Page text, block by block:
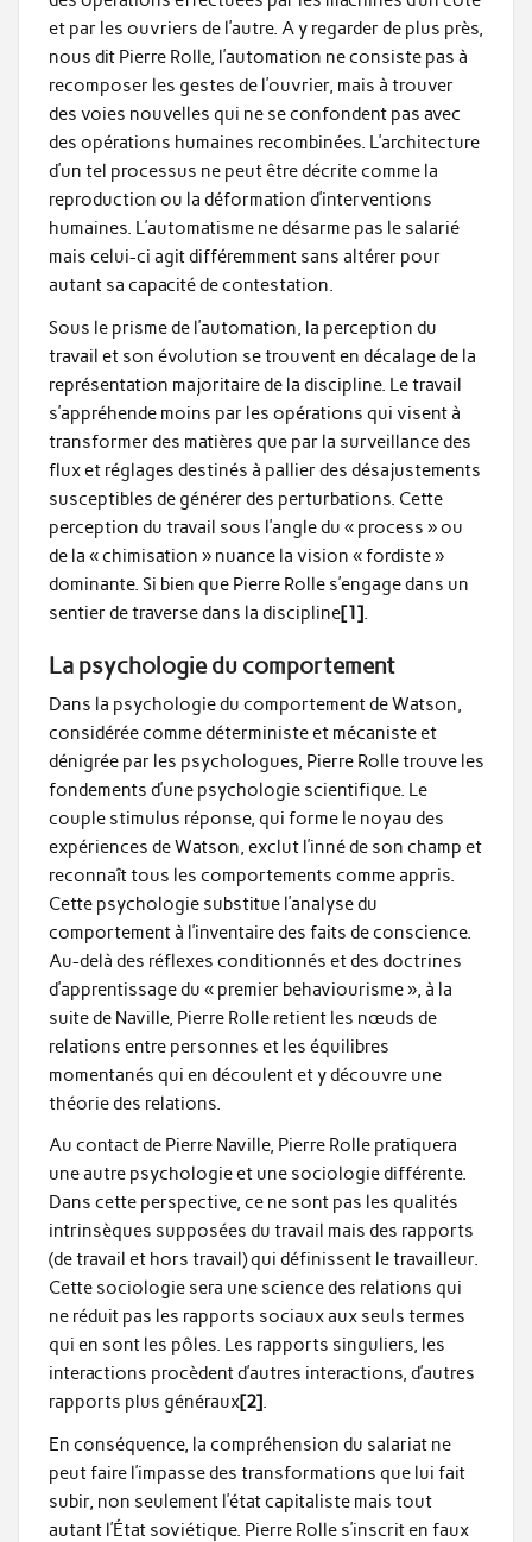
et par les ouvriers de l’autre. A y regarder de plus près,
nous dit Pierre Rolle, l’automation ne consiste pas à
recomposer les gestes de l’ouvrier, mais à trouver
des voies nouvelles qui ne se confondent pas avec
des opérations humaines recombinées. L’architecture
d’un tel processus ne peut être décrite comme la
reproduction ou la déformation d’interventions
humaines. L’automatisme ne désarme pas le salarié
mais celui-ci agit différemment sans altérer pour
autant sa capacité de contestation.
Sous le prisme de l’automation, la perception du
travail et son évolution se trouvent en décalage de la
représentation majoritaire de la discipline. Le travail
s’appréhende moins par les opérations qui visent à
transformer des matières que par la surveillance des
flux et réglages destinés à pallier des désajustements
susceptibles de générer des perturbations. Cette
perception du travail sous l’angle du « process » ou
de la « chimisation » nuance la vision « fordiste »
dominante. Si bien que Pierre Rolle s’engage dans un
sentier de traverse dans la discipline[1].
La psychologie du comportement
Dans la psychologie du comportement de Watson,
considérée comme déterministe et mécaniste et
dénigrée par les psychologues, Pierre Rolle trouve les
fondements d’une psychologie scientifique. Le
couple stimulus réponse, qui forme le noyau des
expériences de Watson, exclut l’inné de son champ et
reconnaît tous les comportements comme appris.
Cette psychologie substitue l’analyse du
comportement à l’inventaire des faits de conscience.
Au-delà des réflexes conditionnés et des doctrines
d’apprentissage du « premier behaviourisme », à la
suite de Naville, Pierre Rolle retient les nœuds de
relations entre personnes et les équilibres
momentanés qui en découlent et y découvre une
théorie des relations.
Au contact de Pierre Naville, Pierre Rolle pratiquera
une autre psychologie et une sociologie différente.
Dans cette perspective, ce ne sont pas les qualités
intrinsèques supposées du travail mais des rapports
(de travail et hors travail) qui définissent le travailleur.
Cette sociologie sera une science des relations qui
ne réduit pas les rapports sociaux aux seuls termes
qui en sont les pôles. Les rapports singuliers, les
interactions procèdent d’autres interactions, d’autres
rapports plus généraux[2].
En conséquence, la compréhension du salariat ne
peut faire l’impasse des transformations que lui fait
subir, non seulement l’état capitaliste mais tout
autant l’État soviétique. Pierre Rolle s’inscrit en faux